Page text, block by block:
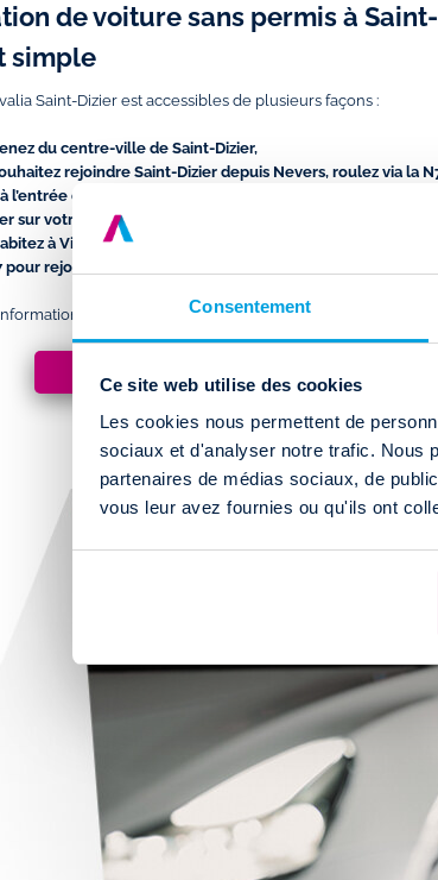
Consentement
Ce site web utilise des cookies
Les cookies nous permettent de
sociaux et d'analyser notre trafic. Nous
partenaires de médias sociaux, de
vous leur avez fournies ou qu'ils ont
de voiture sans permis à
simple
Saint-Dizier est accessibles de plusieurs façons :
ducentre-ville de Saint-Dizier,
rejoindre Saint-Dizier depuis Nevers, roulez via la
l’entrée de Saint-Dizier, remontez la
sur votre droite au numéro 44.
àVichy
et vous souhaitez louer un camion à Saint-
pour rejoindre notre agence.
sur l’agence de Saint-Dizier, découvrez notre